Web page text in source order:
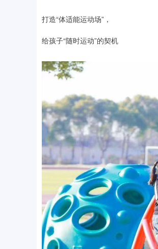
打造“体适能运动场”，
给孩子“随时运动”的契机